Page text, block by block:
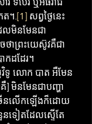
ត។.[1] សព្វថ្ងៃនេះ
លមិនមែនជា
ាព្រះយេស៊ូវគឺជា
កដដែរ។
ទូ លោក បាត អឺមែន
មិនមែនជាបញ្ហា
ើនលើកឡើងក៏ដោយ
ៀតដែលស្ទើតែ